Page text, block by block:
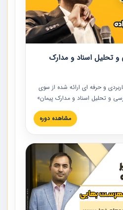
تحلیل اسناد و مدارک
و حرفه‏ ای ارائه شده از سوی
و تحلیل اسناد و مدارک پیمان»
شریف ارائه شد. در این آموزش
مدارک پیمان، اولویت بندی اسناد
در این خصوص ارائه شده است.
مشاهده دوره